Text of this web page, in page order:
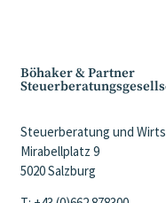
Böhaker & Partner
Steuerberatung und
Mirabellplatz 9
5020 Salzburg